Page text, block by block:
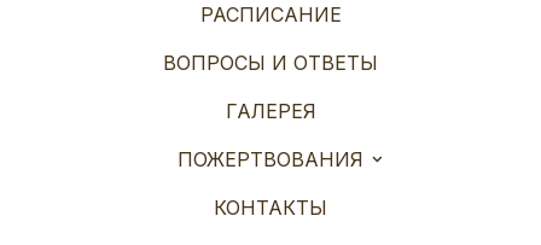
РАСПИСАНИЕ
ВОПРОСЫ И ОТВЕТЫ
ГАЛЕРЕЯ
ПОЖЕРТВОВАНИЯ
КОНТАКТЫ